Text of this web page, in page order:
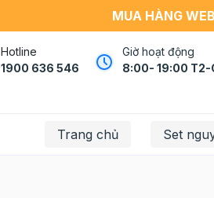
MUA HÀNG
Hotline
1900 636 546
Giờ hoạt động
8:00- 19:00 T2-
Trang chủ Set